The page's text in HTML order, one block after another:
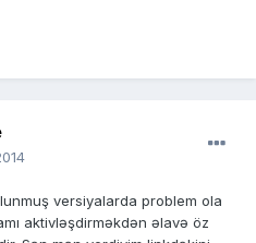
versiyalarda problem ola
aktivləşdirməkdən əlavə öz